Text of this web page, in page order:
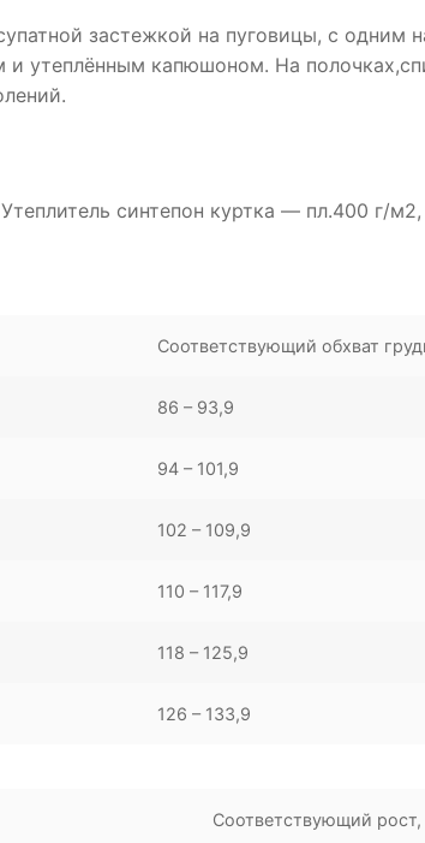
застежкой на пуговицы, с
утеплённым капюшоном. На
синтепон куртка — пл.400 г/
Соответствующий обхват
86 – 93,9
94 – 101,9
102 – 109,9
110 – 117,9
118 – 125,9
126 – 133,9
Соответствующий